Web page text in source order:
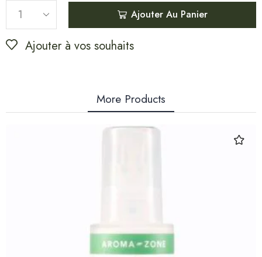
Ajouter Au Panier
Ajouter à vos souhaits
More Products